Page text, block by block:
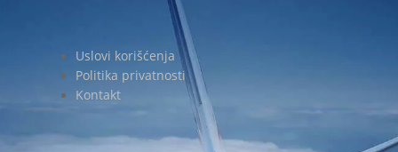
Uslovi korišćenja
Politika privatnosti
Kontakt